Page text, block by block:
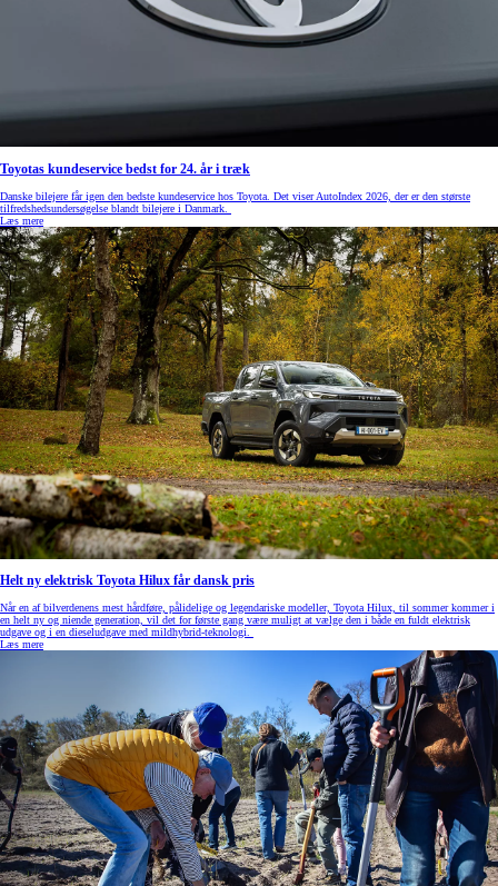
Toyotas kundeservice bedst for 24. år i træk
Danske bilejere får igen den bedste kundeservice hos Toyota. Det viser AutoIndex 2026, der er den største
tilfredshedsundersøgelse blandt bilejere i Danmark.
Læs mere
Helt ny elektrisk Toyota Hilux får dansk pris
Når en af bilverdenens mest hårdføre, pålidelige og legendariske modeller, Toyota Hilux, til sommer kommer i
en helt ny og niende generation, vil det for første gang være muligt at vælge den i både en fuldt elektrisk
udgave og i en dieseludgave med mildhybrid-teknologi.
Læs mere